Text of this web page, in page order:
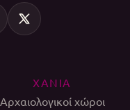
ΧΑΝΙΑ
Αρχαιολογικοί χώροι